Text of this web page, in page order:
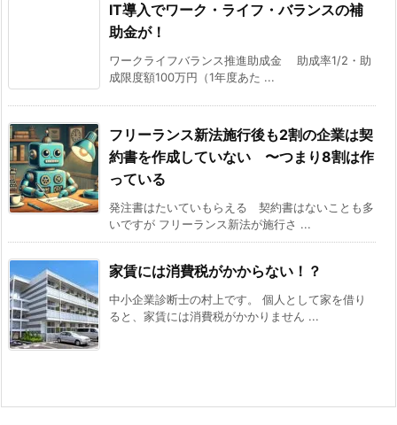
IT導入でワーク・ライフ・バランスの補
助金が！
ワークライフバランス推進助成金 助成率1/2・助
成限度額100万円（1年度あた ...
フリーランス新法施行後も2割の企業は契
約書を作成していない 〜つまり8割は作
っている
発注書はたいていもらえる 契約書はないことも多
いですが フリーランス新法が施行さ ...
家賃には消費税がかからない！？
中小企業診断士の村上です。 個人として家を借り
ると、家賃には消費税がかかりません ...